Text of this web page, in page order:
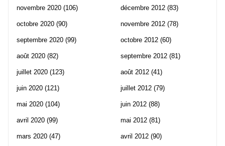
novembre 2020 (106)
octobre 2020 (90)
septembre 2020 (99)
août 2020 (82)
juillet 2020 (123)
juin 2020 (121)
mai 2020 (104)
avril 2020 (99)
mars 2020 (47)
décembre 2012 (83)
novembre 2012 (78)
octobre 2012 (60)
septembre 2012 (81)
août 2012 (41)
juillet 2012 (79)
juin 2012 (88)
mai 2012 (81)
avril 2012 (90)